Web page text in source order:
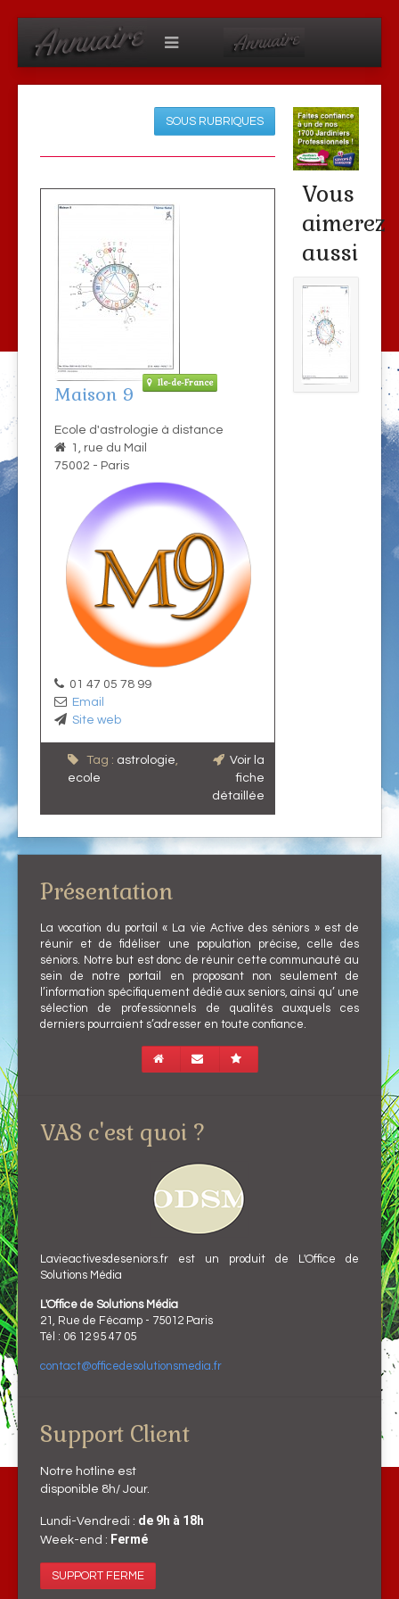
SOUS RUBRIQUES
Maison 9
Ile-de-France
Ecole d'astrologie à distance
1, rue du Mail
75002 - Paris
01 47 05 78 99
Email
Site web
Tag : astrologie
ecole
Voir la
fiche
détaillée
Vous
aimerez
aussi
Présentation
La vocation du portail « La vie Active des séniors » est de
réunir et de fidéliser une population précise, celle des
séniors. Notre but est donc de réunir cette communauté au
sein de notre portail en proposant non seulement de
l’information spécifiquement dédié aux seniors, ainsi qu’ une
sélection de professionnels de qualités auxquels ces
derniers pourraient s’adresser en toute confiance.
VAS c'est quoi ?
Lavieactivesdeseniors.fr est un produit de L'Office de
Solutions Média
L'Office de Solutions Média
21, Rue de Fécamp - 75012 Paris
Tél : 06 12 95 47 05
contact@officedesolutionsmedia.fr
Support Client
Notre hotline est
disponible 8h/ Jour.
Lundi-Vendredi : de 9h à 18h
Week-end : Fermé
SUPPORT FERME